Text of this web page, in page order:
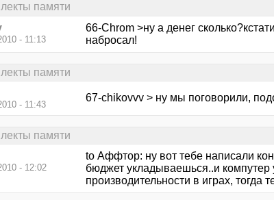
памяти
- 11:13
66-Chrom >ну а денег
набросал!
памяти
- 11:43
67-chikovvv > ну мы поговорили,
памяти
- 12:02
to Аффтор: ну вот тебе написали
бюджет укладываешься..и компутер
производительности в играх, тогда